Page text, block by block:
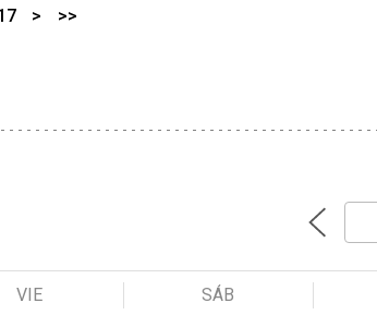
> >>
VIE SÁB